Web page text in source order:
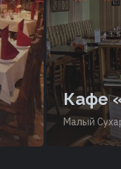
Кафе
Малый